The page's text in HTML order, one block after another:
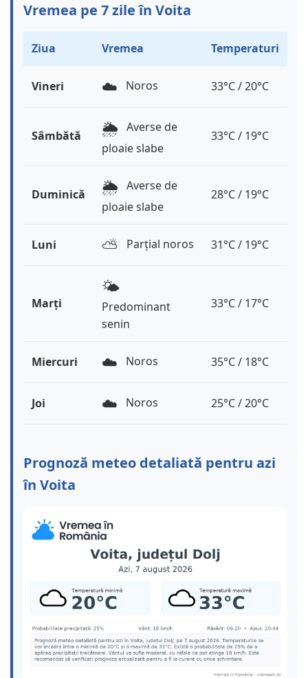
Vremea pe 7 zile în Voita
Ziua Vremea Temperaturi
Vineri ☁️ Noros 33°C / 20°C
Sâmbătă 🌦️ Averse de
ploaie slabe
33°C / 19°C
Duminică 🌦️ Averse de
ploaie slabe
28°C / 19°C
Luni ⛅️ Parțial noros 31°C / 19°C
Marți
🌤️
Predominant
senin
33°C / 17°C
Miercuri ☁️ Noros 35°C / 18°C
Joi ☁️ Noros 25°C / 20°C
Prognoză meteo detaliată pentru azi
în Voita